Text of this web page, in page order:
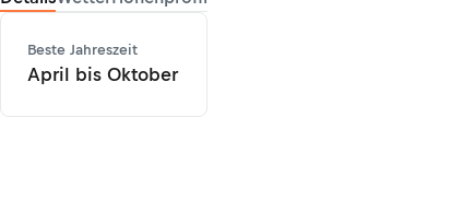
Beste Jahreszeit
April bis Oktober